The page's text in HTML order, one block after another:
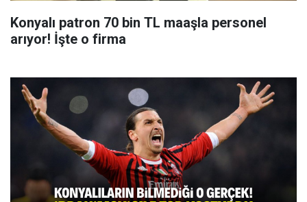
Konyalı patron 70 bin TL maaşla personel
arıyor! İşte o firma